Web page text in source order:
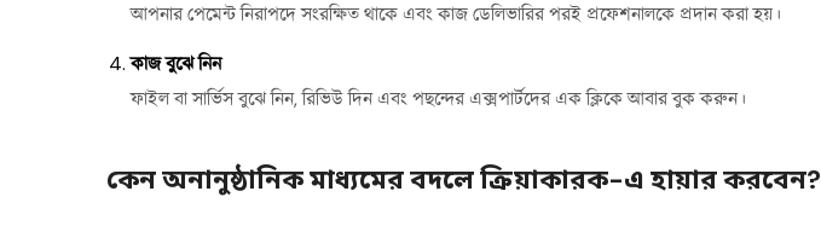
আপনার পেমেন্ট নিরাপদে সংরক্ষিত থাকে এবং কাজ ডেলিভারির পরই প্রফেশনালকে প্রদান করা হয়।
কাজ বুঝে নিন
ফাইল বা সার্ভিস বুঝে নিন, রিভিউ দিন এবং পছন্দের এক্সপার্টদের এক ক্লিকে আবার বুক করুন।
কেন অনানুষ্ঠানিক মাধ্যমের বদলে ক্রিয়াকারক-এ হায়ার করবেন?